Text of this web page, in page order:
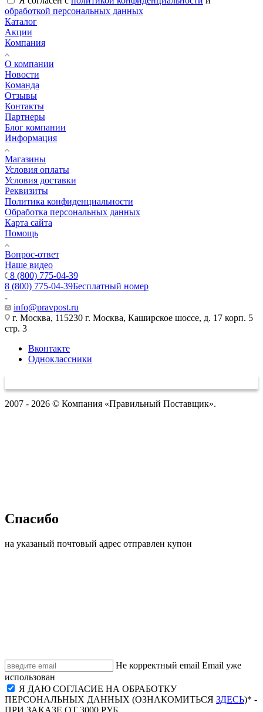
обработкой персональных данных
Каталог
Акции
Компания
О компании
Новости
Команда
Отзывы
Контакты
Партнеры
Блог компании
Информация
Магазины
Условия оплаты
Условия доставки
Реквизиты
Политика конфиденциальности
Обработка персональных данных
Карта сайта
Помощь
Вопрос-ответ
Наше видео
8 (800) 775-04-39
8 (800) 775-04-39Бесплатный номер
info@pravpost.ru
г. Москва, 115230 г. Москва, Каширское шоссе, д. 17 корп. 5
стр. 3
Вконтакте
Одноклассники
2007 - 2026 © Компания «Правильный Поставщик».
Спасибо
на указаный почтовый адрес отправлен купон
Не корректный email Email уже
использован
Я ДАЮ СОГЛАСИЕ НА ОБРАБОТКУ
ПЕРСОНАЛЬНЫХ ДАННЫХ (ОЗНАКОМИТЬСЯ ЗДЕСЬ)* -